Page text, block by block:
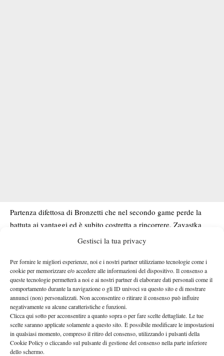
Gestisci la tua privacy
Per fornire le migliori esperienze, noi e i nostri partner utilizziamo tecnologie come i
cookie per memorizzare e/o accedere alle informazioni del dispositivo. Il consenso a
queste tecnologie permetterà a noi e ai nostri partner di elaborare dati personali come il
comportamento durante la navigazione o gli ID univoci su questo sito e di mostrare
annunci (non) personalizzati. Non acconsentire o ritirare il consenso può influire
negativamente su alcune caratteristiche e funzioni.
Clicca qui sotto per acconsentire a quanto sopra o per fare scelte dettagliate. Le tue
scelte saranno applicate solamente a questo sito. È possibile modificare le impostazioni
in qualsiasi momento, compreso il ritiro del consenso, utilizzando i pulsanti della
Cookie Policy o cliccando sul pulsante di gestione del consenso nella parte inferiore
dello schermo.
Partenza difettosa di Bronzetti che nel secondo game perde la
battuta ai vantaggi ed è subito costretta a rincorrere. Zavastka
allunga sul 5-1 e poi è solida nel rintuzzare il tentativo di rimonta
Nel secondo la romagnola recupera un break di svantaggio ma
non riesce a mantenere il comando e Zavatska sul 5-4 si procura
la chance di servire per il match.Dal 40-0 si fa recuperare però
e, annullando tre match point di fila, Bronzetti rimette tutto in
discussione. L’azzurra cede nuovamente la battuta, ma poi riesce
ancora una volta a trovare il controbeak e al tie-break si impone
per 7 punti a 4. In evidente difficoltà fisica per un problema alla
gamba destra,
Zavatska non riesce più a muoversi e getta la